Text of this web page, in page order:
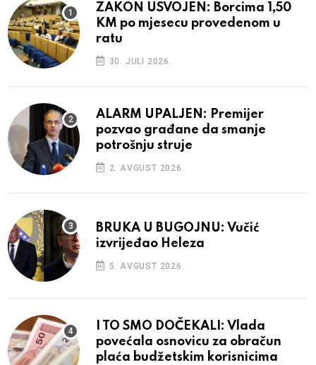
ZAKON USVOJEN: Borcima 1,50
KM po mjesecu provedenom u
ratu
30. JULI 2026.
ALARM UPALJEN: Premijer
pozvao građane da smanje
potrošnju struje
2. AVGUST 2026.
BRUKA U BUGOJNU: Vučić
izvrijeđao Heleza
5. AVGUST 2026.
I TO SMO DOČEKALI: Vlada
povećala osnovicu za obračun
plaća budžetskim korisnicima